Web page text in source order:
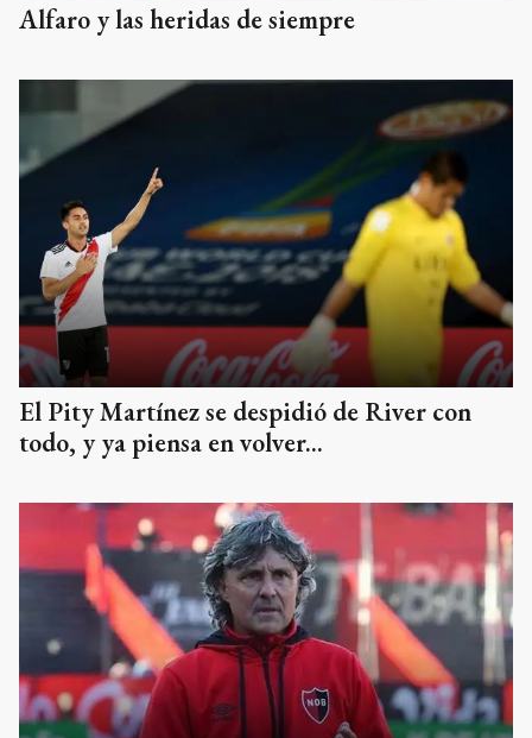
Alfaro y las heridas de siempre
El Pity Martínez se despidió de River con
todo, y ya piensa en volver...